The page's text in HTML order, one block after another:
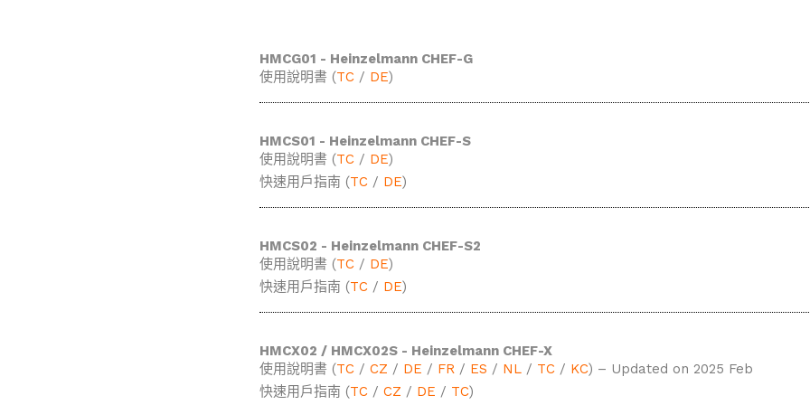
HMCG01 - Heinzelmann CHEF-G
使用說明書 (TC / DE)
HMCS01 - Heinzelmann CHEF-S
使用說明書 (TC / DE)
快速用戶指南 (TC / DE)
HMCS02 - Heinzelmann CHEF-S2
使用說明書 (TC / DE)
快速用戶指南 (TC / DE)
HMCX02 / HMCX02S - Heinzelmann CHEF-X
使用說明書 (TC / CZ / DE / FR / ES / NL / TC / KC) – Updated on 2025 Feb
快速用戶指南 (TC / CZ / DE / TC)